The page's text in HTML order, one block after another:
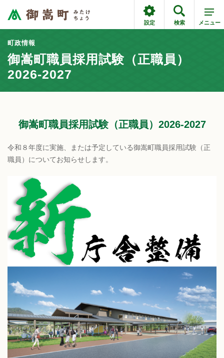
設定 検索 メニュー
町政情報
御嵩町職員採用試験（正職員）
2026-2027
御嵩町職員採用試験（正職員）2026-2027
令和８年度に実施、または予定している御嵩町職員採用試験（正
職員）についてお知らせします。